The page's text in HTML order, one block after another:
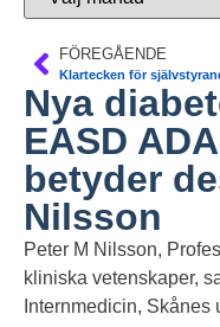
FÖREGÅENDE
Nya
EASD
betyder
Nilsson
Peter M Nilsson,
kliniska vetenskaper,
Internmedicin,